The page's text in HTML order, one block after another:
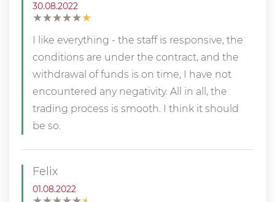
30.08.2022
★★
★★
★★
★★
★★
I like everything - the staff is responsive, the
conditions are under the contract, and the
withdrawal of funds is on time, I have not
encountered any negativity. All in all, the
trading process is smooth. I think it should
be so.
Felix
01.08.2022